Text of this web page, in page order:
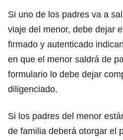
Si uno de los padres va a
viaje del menor, debe dejar
firmado y autenticado
en que el menor saldrá de
formulario lo debe dejar
diligenciado.
Si los padres del menor
de familia deberá otorgar el